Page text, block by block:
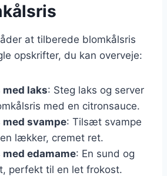
at tilberede blomkålsris
opskrifter, du kan overveje:
laks: Steg laks og server
med en citronsauce.
svampe: Tilsæt svampe
lækker, cremet ret.
edamame: En sund og
perfekt til en let frokost.